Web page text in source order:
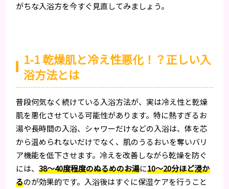
がちな入浴方を今すぐ見直してみましょう。
1-1 乾燥肌と冷え性悪化！？正しい入
浴方法とは
普段何気なく続けている入浴方法が、実は冷え性と乾燥
肌を悪化させている可能性があります。特に熱すぎるお
湯や長時間の入浴、シャワーだけなどの入浴は、体を芯
から温められないだけでなく、肌のうるおいを奪いバリ
ア機能を低下させます。冷えを改善しながら乾燥を防ぐ
には、38〜40度程度のぬるめのお湯に10〜20分ほど浸か
るのが効果的です。入浴後はすぐに保湿ケアを行うこと